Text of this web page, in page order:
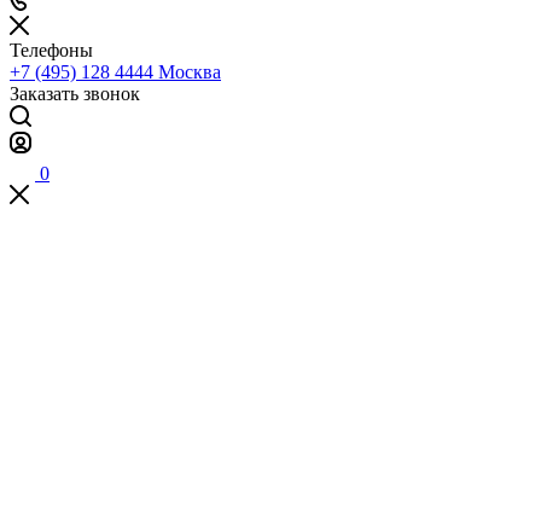
Телефоны
+7 (495) 128 4444 Москва
Заказать звонок
0